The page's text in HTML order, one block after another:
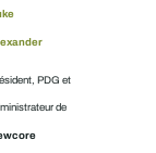
PDG et
de